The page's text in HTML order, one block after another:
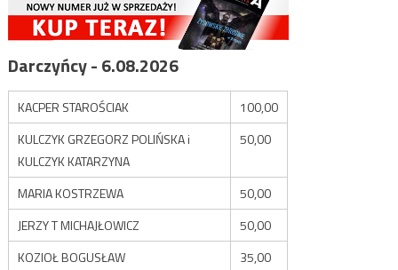
Darczyńcy - 6.08.2026
KACPER STAROŚCIAK
100,00
KULCZYK GRZEGORZ POLIŃSKA i
KULCZYK KATARZYNA
50,00
MARIA KOSTRZEWA
50,00
JERZY T MICHAJŁOWICZ
50,00
KOZIOŁ BOGUSŁAW
35,00